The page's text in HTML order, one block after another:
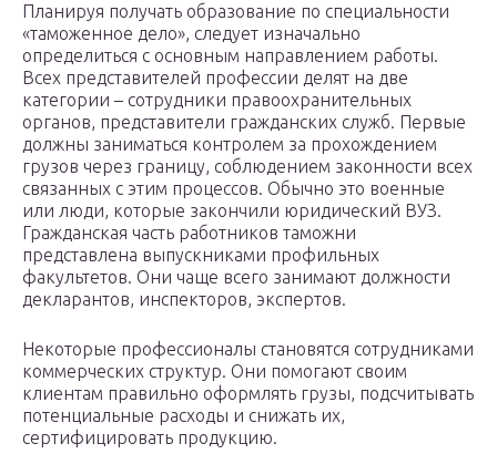
Планируя получать образование по специальности
«таможенное дело», следует изначально
определиться с основным направлением работы.
Всех представителей профессии делят на две
категории – сотрудники правоохранительных
органов, представители гражданских служб. Первые
должны заниматься контролем за прохождением
грузов через границу, соблюдением законности всех
связанных с этим процессов. Обычно это военные
или люди, которые закончили юридический ВУЗ.
Гражданская часть работников таможни
представлена выпускниками профильных
факультетов. Они чаще всего занимают должности
декларантов, инспекторов, экспертов.
Некоторые профессионалы становятся сотрудниками
коммерческих структур. Они помогают своим
клиентам правильно оформлять грузы, подсчитывать
потенциальные расходы и снижать их,
сертифицировать продукцию.